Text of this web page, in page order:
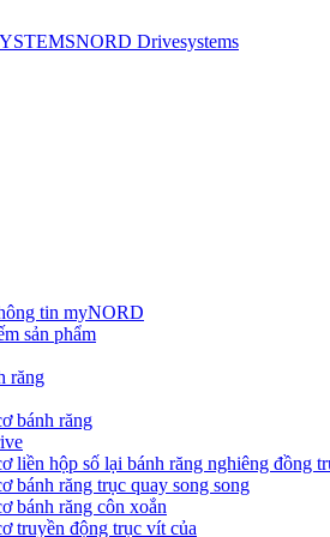
NORD Drivesystems
tin myNORD
sản phẩm
răng
bánh răng
liền hộp số lại bánh răng nghiêng đồng
bánh răng trục quay song song
bánh răng côn xoắn
truyền động trục vít của